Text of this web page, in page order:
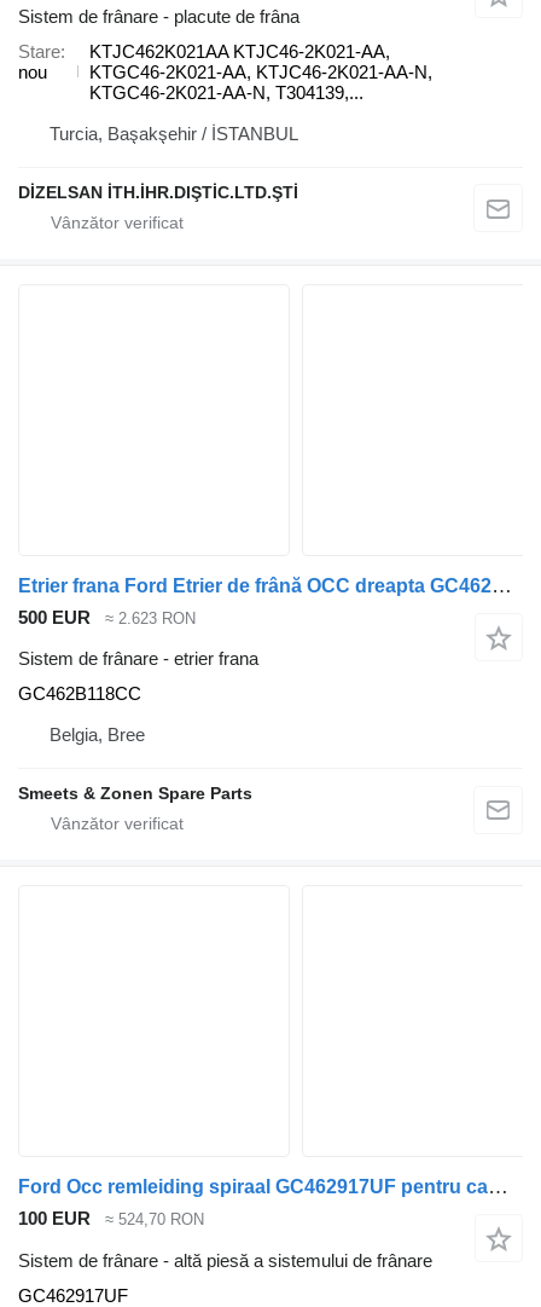
Sistem de frânare - placute de frâna
Stare
nou
KTJC462K021AA KTJC46-2K021-AA,
KTGC46-2K021-AA, KTJC46-2K021-AA-N,
KTGC46-2K021-AA-N, T304139,...
Turcia, Başakşehir / İSTANBUL
DİZELSAN İTH.İHR.DIŞTİC.LTD.ŞTİ
Etrier frana Ford Etrier de frână OCC dreapta GC462B118CC pentru camion
500 EUR ≈ 2.623 RON
Sistem de frânare - etrier frana
GC462B118CC
Belgia, Bree
Smeets & Zonen Spare Parts
Ford Occ remleiding spiraal GC462917UF pentru camion
100 EUR ≈ 524,70 RON
Sistem de frânare - altă piesă a sistemului de frânare
GC462917UF